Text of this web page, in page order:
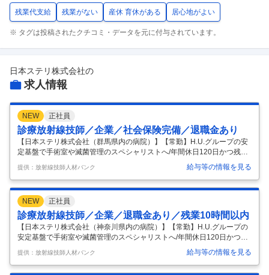
残業代支給 残業がない 産休 育休がある 居心地がよい
※ タグは投稿されたクチコミ・データを元に付与されています。
日本ステリ株式会社の
求人情報
NEW 正社員
診療放射線技師／企業／社会保険完備／退職金あり
【日本ステリ株式会社（群馬県内の病院）】【常勤】H.U.グループの安
定基盤で手術室や滅菌管理のスペシャリストへ/年間休日120日かつ残業
月5時間未満で生活も充実＠群馬県内 【仕事内容】 病院内での医療関連
サービス業務を担当していただきます。 ・滅菌業務 ・手術室サポート業
務 ・内視鏡室支援業務 【事業所名】 日本ステリ株式会社（群馬県内の
病院） 【雇用形態】 常勤 【募集職種】 診療放射線技師 【給与情報】
【想定年収】3,500,000円〜4,500,000円 【月給】法人規定により支給 ※
月給制 ※時間外手当別途支給 ※滅菌業務、器材処理の各工程における業
務指導、滅菌業務委託に関する業務経…
提供：放射線技師人材バンク 給与等の情報を見る
NEW 正社員
診療放射線技師／企業／退職金あり／残業10時間以内
【日本ステリ株式会社（神奈川県内の病院）】【常勤】H.U.グループの
安定基盤で手術室や滅菌管理のスペシャリストへ/年間休日120日かつ残
業月5時間未満で生活も充実＠神奈川県内 【仕事内容】 病院内での医療
関連サービス業務を担当していただきます。 ・滅菌業務 ・手術室サポー
ト業務 ・内視鏡室支援業務 【事業所名】 日本ステリ株式会社（神奈川
提供：放射線技師人材バンク 給与等の情報を見る